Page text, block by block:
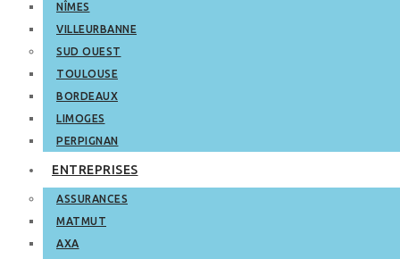
NÎMES
VILLEURBANNE
SUD OUEST
TOULOUSE
BORDEAUX
LIMOGES
PERPIGNAN
ENTREPRISES
ASSURANCES
MATMUT
AXA